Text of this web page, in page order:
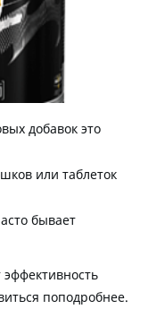
добавок это
или таблеток
бывает
поподробнее.